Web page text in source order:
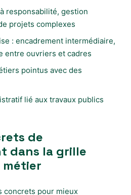
responsabilité, gestion
projets complexes
: encadrement intermédiaire,
entre ouvriers et cadres
pointus avec des
lié aux travaux publics
de
dans la grille
métier
concrets pour mieux